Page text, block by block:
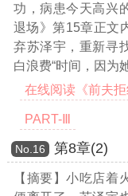
功，病患今天高兴
退场》第15章正文
弃苏泽宇，重新寻
白浪费“时间，因为
在线阅读《前夫
PART-Ⅲ
Νο.16 第8章(2)
【摘要】小吃店着